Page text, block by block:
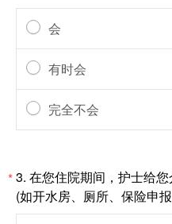
会
有时会
完全不会
*3. 在您住院期间，护士给
(如开水房、厕所、保险申报